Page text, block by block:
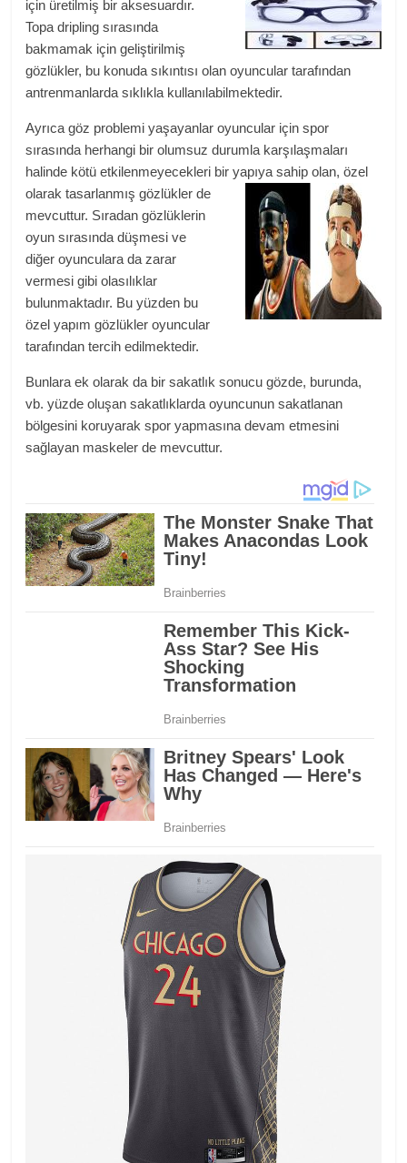
için üretilmiş bir aksesuardır.
Topa dripling sırasında
bakmamak için geliştirilmiş
gözlükler, bu konuda sıkıntısı olan oyuncular tarafından
antrenmanlarda sıklıkla kullanılabilmektedir.
Ayrıca göz problemi yaşayanlar oyuncular için spor
sırasında herhangi bir olumsuz durumla karşılaşmaları
halinde kötü etkilenmeyecekleri bir yapıya sahip olan, özel
olaraktasarlanmış gözlükler de
mevcuttur. Sıradan gözlüklerin
oyun sırasında düşmesi ve
diğer oyunculara da zarar
vermesi gibi olasılıklar
bulunmaktadır. Bu yüzden bu
özel yapım gözlükler oyuncular
tarafından tercih edilmektedir.
Bunlara ek olarak da bir sakatlık sonucu gözde, burunda,
vb. yüzde oluşan sakatlıklarda oyuncunun sakatlanan
bölgesini koruyarak spor yapmasına devam etmesini
sağlayan maskeler de mevcuttur.